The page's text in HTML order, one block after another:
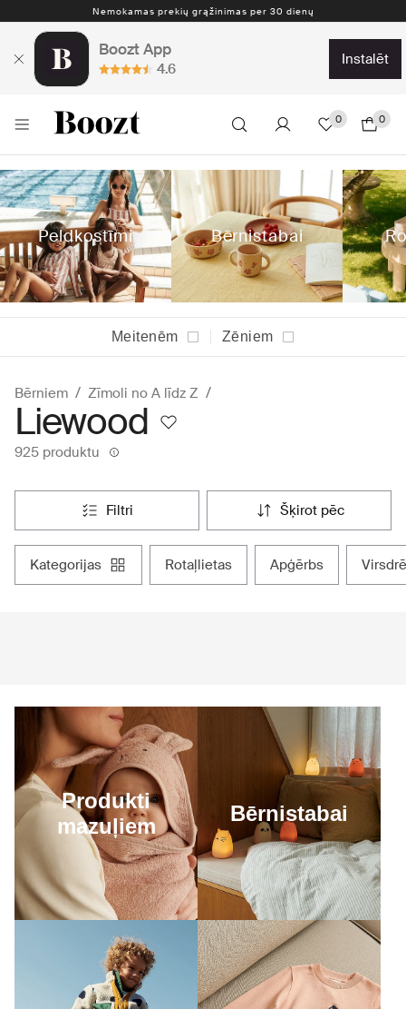
Nemokamas prekių grąžinimas per 30 dienų
Boozt App
4.6
instalēt
0 0
Peldkostīmi Bērnistabai
Meitenēm Zēniem
Bērniem Zīmoli no A līdz Z
Liewood
925 produktu
filtri šķirot pēc
kategorijas rotaļlietas apģērbs
Produkti
mazuļiem
Bērnistabai